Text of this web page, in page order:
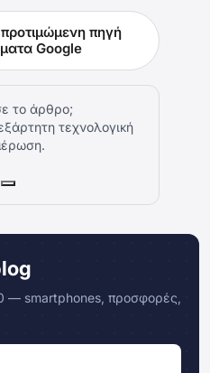
πηγή
Google
το άρθρο;
τεχνολογική
— smartphones, προσφορές,